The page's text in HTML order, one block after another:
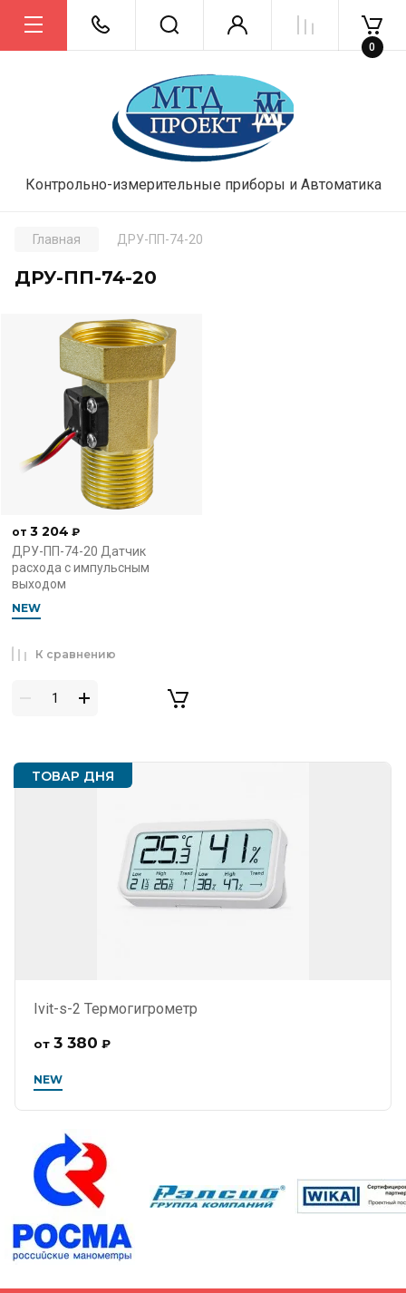
Контрольно-измерительные приборы и Автоматика
0
ТОВАР ДНЯ
Ivit-s-2 Термогигрометр
NEW
от 3 380 ₽
Главная ДРУ-ПП-74-20
ДРУ-ПП-74-20
от 3 204 ₽
ДРУ-ПП-74-20 Датчик
расхода с импульсным
выходом
NEW
К сравнению